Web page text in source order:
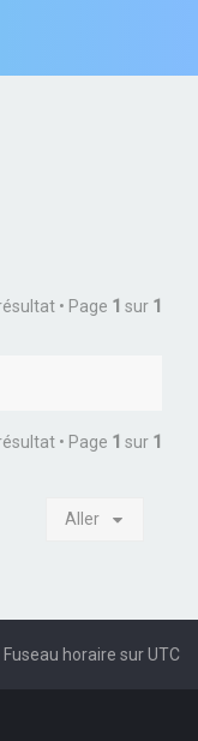
• Page 1 sur 1
• Page 1 sur 1
Aller
Fuseau horaire surUTC